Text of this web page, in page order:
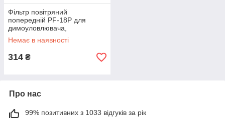
Фільтр повітряний
попередній PF-18P для
димоуловлювача,
поролоновий фільтр
очищення повітря для
Немає в наявності
314 ₴
Про нас
99% позитивних з 1033 відгуків за рік